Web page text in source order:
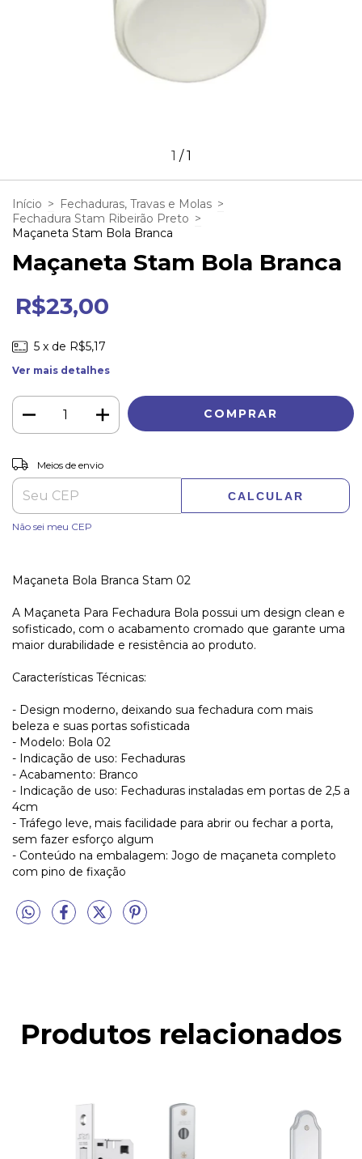
1 /1
Início > Fechaduras, Travas e Molas >
Fechadura Stam Ribeirão Preto >
Maçaneta Stam Bola Branca
Maçaneta Stam Bola Branca
R$23,00
5 x de R$5,17
Ver mais detalhes
Entregas para o CEP:
Meios de envio
CALCULAR
Não sei meu CEP
Maçaneta Bola Branca Stam 02
A Maçaneta Para Fechadura Bola possui um design clean e
sofisticado, com o acabamento cromado que garante uma
maior durabilidade e resistência ao produto.
Características Técnicas:
- Design moderno, deixando sua fechadura com mais
beleza e suas portas sofisticada
- Modelo: Bola 02
- Indicação de uso: Fechaduras
- Acabamento: Branco
- Indicação de uso: Fechaduras instaladas em portas de 2,5 a
4cm
- Tráfego leve, mais facilidade para abrir ou fechar a porta,
sem fazer esforço algum
- Conteúdo na embalagem: Jogo de maçaneta completo
com pino de fixação
Produtos relacionados